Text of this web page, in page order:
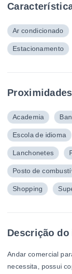
Ar condicionado
Estacionamento
Proximidades
Academia
Escola de idioma
Lanchonetes
Posto de
Shopping
Descrição do
Andar comercial
necessita, possui